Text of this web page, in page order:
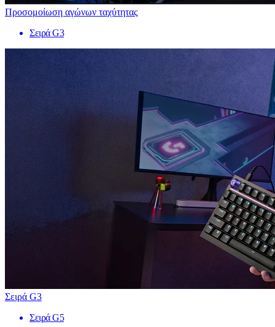
Προσομοίωση αγώνων ταχύτητας
Σειρά G3
Σειρά G3
Σειρά G5